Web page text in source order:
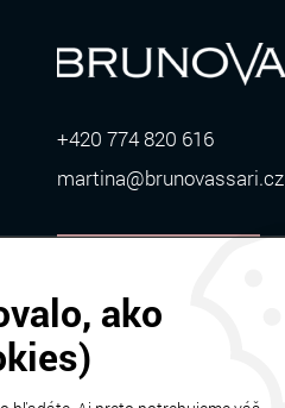
+420 774 820 616
martina@brunovassari.cz
Bruno Vassari | © 2026
ako